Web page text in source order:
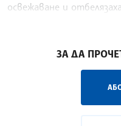
освежаване и
ЗА ДА